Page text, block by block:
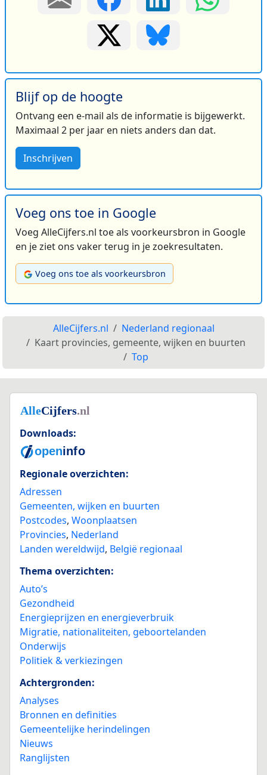
Blijf op de hoogte
Ontvang een e-mail als de informatie is bijgewerkt.
Maximaal 2 per jaar en niets anders dan dat.
Inschrijven
Voeg ons toe in Google
Voeg AlleCijfers.nl toe als voorkeursbron in Google
en je ziet ons vaker terug in je zoekresultaten.
Voeg ons toe als voorkeursbron
AlleCijfers.nl
Nederland regionaal
Kaart provincies, gemeente, wijken en buurten
Top
Downloads:
Regionale overzichten:
Adressen
Gemeenten, wijken en buurten
Postcodes, Woonplaatsen
Provincies, Nederland
Landen wereldwijd, België regionaal
Thema overzichten:
Auto’s
Gezondheid
Energieprijzen en energieverbruik
Migratie, nationaliteiten, geboortelanden
Onderwijs
Politiek & verkiezingen
Achtergronden:
Analyses
Bronnen en definities
Gemeentelijke herindelingen
Nieuws
Ranglijsten